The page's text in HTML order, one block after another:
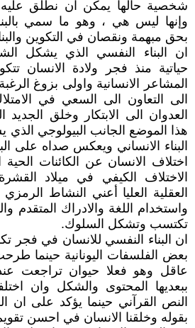
شخصية حالها يمكن ان نطلق
وإنها ليس هي ، وهو ما سمي
بحق مبهمة ونقصان في التكوين
ان البناء النفسي الذي يشكل
حياتية منذ فجر ولادة الانسان
المشاعر الانسانية واولى بزوغ
الى التعاون الى السعي في
العدوان الى الابتكار وخلق
هذا الموضع الجانب البيولوجي
البناء الانساني ويعكس صداه على
اختلاف الانسان عن الكائنات
الاختلاف الكيفي في ميلاد
العقلية العليا أعني النشاط
واستخدام اللغة والادراك المتقدم
تكتسب وتشكل السلوك.
ان البناء النفسي للانسان في فجر
بعض الفلسفات اليونانية حينما
عاقل وهو فعلا حيوان تراجعت عنده
ببعديها المحتوى والشكل وان
النص القرآني حينما يؤكد على ان
بقوله وخلقنا الانسان في احسن